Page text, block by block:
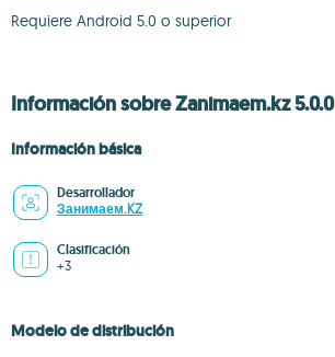
Requiere Android 5.0 o superior
Información sobre Zanimaem.kz 5.0.0
Información básica
Desarrollador
Занимаем.KZ
Clasificación
+3
Modelo de distribución